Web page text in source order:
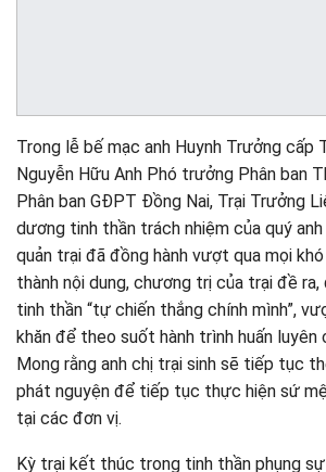
Trong lễ bế mạc anh Huynh Trưởng cấp
Nguyễn Hữu Anh Phó trưởng Phân ban
Phân ban GĐPT Đồng Nai, Trại Trưởng
dương tinh thần trách nhiệm của quý
quản trại đã đồng hành vượt qua mọi
thành nội dung, chương trị của trại đề ra,
tinh thần “tự chiến thắng chính mình”,
khăn để theo suốt hành trình huấn luyên
Mong rằng anh chị trại sinh sẽ tiếp tục
phát nguyện để tiếp tục thực hiện sứ
tại các đơn vị.
Kỳ trại kết thúc trong tinh thần phụng sự